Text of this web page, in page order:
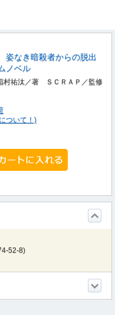
姿なき暗殺者からの脱出
ノベル
村祐汰／著 ＳＣＲＡＰ／監修
ついて！)
52-8)